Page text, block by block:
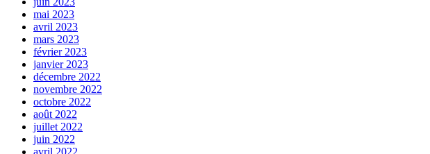
mai 2023
avril 2023
mars 2023
février 2023
janvier 2023
décembre 2022
novembre 2022
octobre 2022
août 2022
juillet 2022
juin 2022